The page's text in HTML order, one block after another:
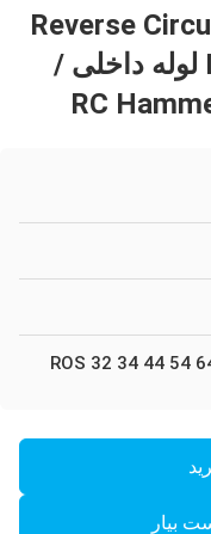
Reverse
Down the Hole Hammer لوله داخلی /
ROS 32 34 44 54
بیار